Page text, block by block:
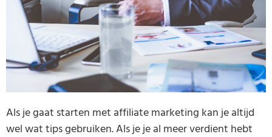
Als je gaat starten met affiliate marketing kan je altijd
wel wat tips gebruiken. Als je je al meer verdient hebt